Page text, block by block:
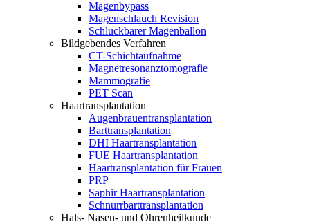
Magenbypass
Magenschlauch Revision
Schluckbarer Magenballon
Bildgebendes Verfahren
CT-Schichtaufnahme
Magnetresonanztomografie
Mammografie
PET Scan
Haartransplantation
Augenbrauentransplantation
Barttransplantation
DHI Haartransplantation
FUE Haartransplantation
Haartransplantation für Frauen
PRP
Saphir Haartransplantation
Schnurrbarttransplantation
Hals- Nasen- und Ohrenheilkunde